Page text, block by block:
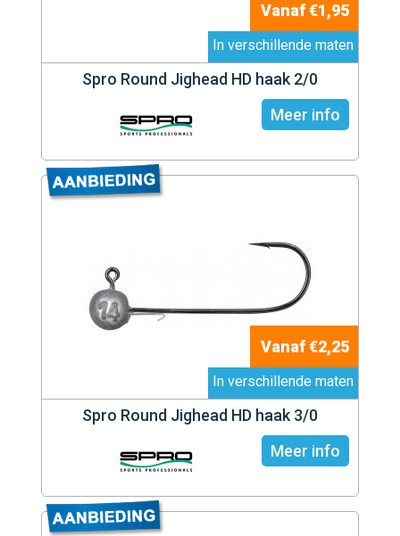
In verschillende maten
Vanaf €1,95
Spro Round Jighead HD haak 2/0
Meer info
In verschillende maten
Vanaf €2,25
Spro Round Jighead HD haak 3/0
Meer info